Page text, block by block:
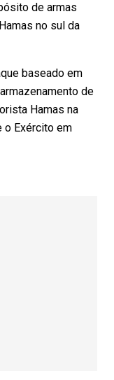
de armas
no sul da
baseado em
de
Hamas na
o Exército em